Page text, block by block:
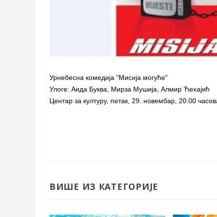
Урнебесна комедија "Мисија могуће"
Улоге: Аида Буква, Мирза Мушија, Алмир Ћехајић
Центар за културу, петак, 29. новембар, 20.00
ВИШЕ ИЗ КАТЕГОРИЈЕ